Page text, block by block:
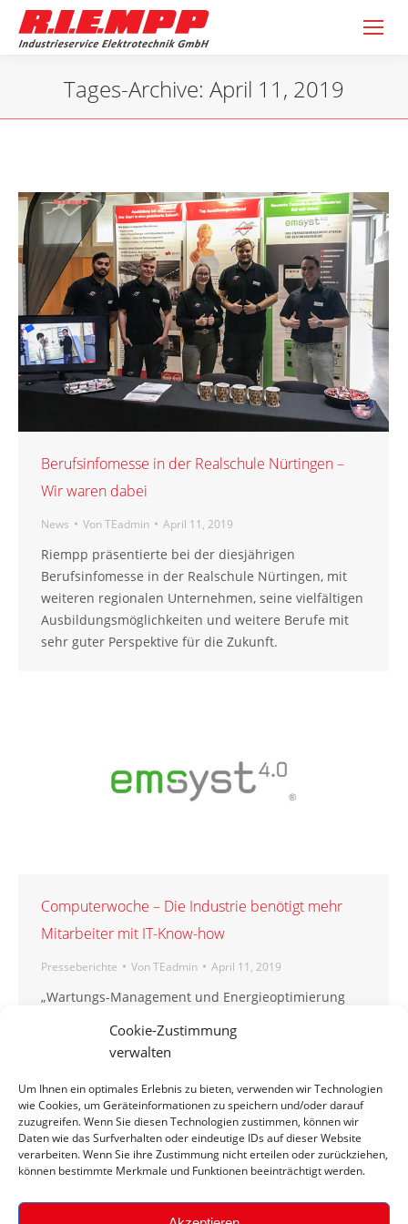
Cookie-Zustimmung
verwalten
Um Ihnen ein optimales Erlebnis zu bieten, verwenden wir Technologien
wie Cookies, um Geräteinformationen zu speichern und/oder darauf
zuzugreifen. Wenn Sie diesen Technologien zustimmen, können wir
Daten wie das Surfverhalten oder eindeutige IDs auf dieser Website
verarbeiten. Wenn Sie ihre Zustimmung nicht erteilen oder zurückziehen,
können bestimmte Merkmale und Funktionen beeinträchtigt werden.
Tages-Archive: April 11, 2019
Sie befinden sich hier:
Berufsinfomesse in der Realschule Nürtingen –
Wir waren dabei
News VonTEadmin April 11, 2019
Riempp präsentierte bei der diesjährigen
Berufsinfomesse in der Realschule Nürtingen, mit
weiteren regionalen Unternehmen, seine vielfältigen
Ausbildungsmöglichkeiten und weitere Berufe mit
sehr guter Perspektive für die Zukunft.
Computerwoche – Die Industrie benötigt mehr
Mitarbeiter mit IT-Know-how
Presseberichte VonTEadmin April 11, 2019
„Wartungs-Management und Energieoptimierung
So konnte das Unternehmen mit einem neuen Tool
des Industrieserviceanbieters Riempp aus
Oberboihingen die Kosten gegenüber
herkömmlichen Verfahren im Härteofen um ein
Drittel reduzieren. … Mehr lesen